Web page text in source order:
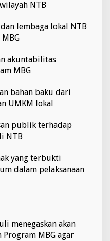
NTB
lembaga lokal NTB
akuntabilitas
MBG
bahan baku dari
UMKM lokal
publik terhadap
NTB
yang terbukti
dalam pelaksanaan
menegaskan akan
Program MBG agar